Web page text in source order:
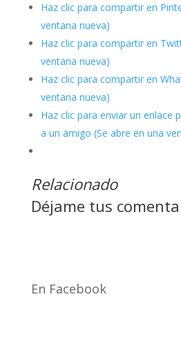
Haz clic para compartir en
ventana nueva)
Haz clic para compartir en
ventana nueva)
Haz clic para compartir en
ventana nueva)
Haz clic para enviar un enlace
a un amigo (Se abre en una
Relacionado
Déjame tus
En Facebook